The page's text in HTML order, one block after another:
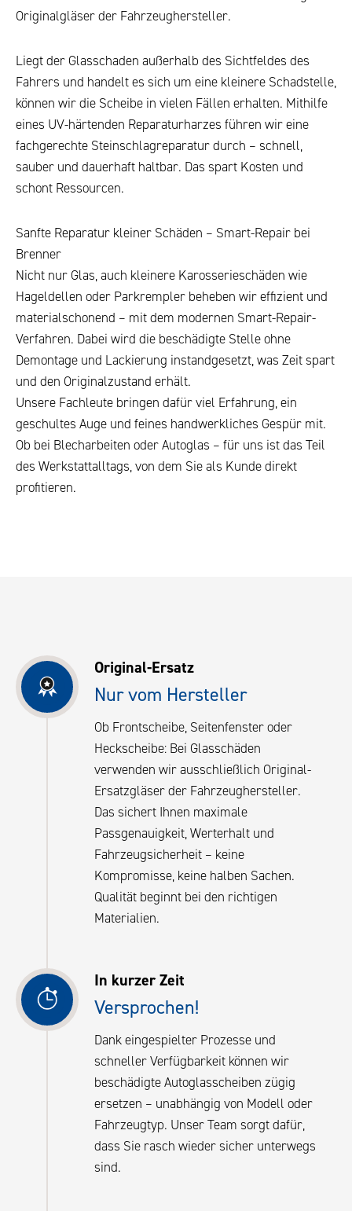
Originalgläser der Fahrzeughersteller.
Liegt der Glasschaden außerhalb des Sichtfeldes des
Fahrers und handelt es sich um eine kleinere Schadstelle,
können wir die Scheibe in vielen Fällen erhalten. Mithilfe
eines UV-härtenden Reparaturharzes führen wir eine
fachgerechte Steinschlagreparatur durch – schnell,
sauber und dauerhaft haltbar. Das spart Kosten und
schont Ressourcen.
Sanfte Reparatur kleiner Schäden – Smart-Repair bei
Brenner
Nicht nur Glas, auch kleinere Karosserieschäden wie
Hageldellen oder Parkrempler beheben wir effizient und
materialschonend – mit dem modernen Smart-Repair-
Verfahren. Dabei wird die beschädigte Stelle ohne
Demontage und Lackierung instandgesetzt, was Zeit spart
und den Originalzustand erhält.
Unsere Fachleute bringen dafür viel Erfahrung, ein
geschultes Auge und feines handwerkliches Gespür mit.
Ob bei Blecharbeiten oder Autoglas – für uns ist das Teil
des Werkstattalltags, von dem Sie als Kunde direkt
profitieren.
Original-Ersatz
Nur vom Hersteller
Ob Frontscheibe, Seitenfenster oder
Heckscheibe: Bei Glasschäden
verwenden wir ausschließlich Original-
Ersatzgläser der Fahrzeughersteller.
Das sichert Ihnen maximale
Passgenauigkeit, Werterhalt und
Fahrzeugsicherheit – keine
Kompromisse, keine halben Sachen.
Qualität beginnt bei den richtigen
Materialien.
In kurzer Zeit
Versprochen!
Dank eingespielter Prozesse und
schneller Verfügbarkeit können wir
beschädigte Autoglasscheiben zügig
ersetzen – unabhängig von Modell oder
Fahrzeugtyp. Unser Team sorgt dafür,
dass Sie rasch wieder sicher unterwegs
sind.